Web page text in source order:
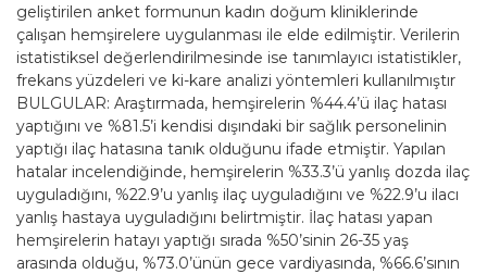
geliştirilen anket formunun kadın doğum kliniklerinde
çalışan hemşirelere uygulanması ile elde edilmiştir. Verilerin
istatistiksel değerlendirilmesinde ise tanımlayıcı istatistikler,
frekans yüzdeleri ve ki-kare analizi yöntemleri kullanılmıştır
BULGULAR: Araştırmada, hemşirelerin %44.4’ü ilaç hatası
yaptığını ve %81.5’i kendisi dışındaki bir sağlık personelinin
yaptığı ilaç hatasına tanık olduğunu ifade etmiştir. Yapılan
hatalar incelendiğinde, hemşirelerin %33.3’ü yanlış dozda ilaç
uyguladığını, %22.9’u yanlış ilaç uyguladığını ve %22.9’u ilacı
yanlış hastaya uyguladığını belirtmiştir. İlaç hatası yapan
hemşirelerin hatayı yaptığı sırada %50’sinin 26-35 yaş
arasında olduğu, %73.0’ünün gece vardiyasında, %66.6’sının